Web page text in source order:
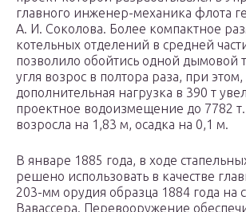
главного инженер-механика флота
А. И. Соколова. Более компактное
котельных отделений в средней
позволило обойтись одной дымовой
угля возрос в полтора раза, при
дополнительная нагрузка в 390 т
проектное водоизмещение до 7782
возросла на 1,83 м, осадка на 0,1 м.
В январе 1885 года, в ходе
решено использовать в качестве
203-мм орудия образца 1884 года на
Вавассера. Перевооружение